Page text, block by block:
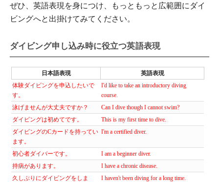
ぜひ、英語表現を身につけ、もっともっと広範囲にダイ
ビングへと出掛けてみてください。
ダイビング申し込み時に役立つ英語表現
日本語表現
英語表現
体験ダイビングを申込したいで
す。
I'd like to take an introductory diving
course.
泳げませんが大丈夫ですか？
Can I dive though I cannot swim?
ダイビングは初めてです。
This is my first time to dive.
ダイビングのCカードを持ってい
ます。
I'm a certified diver.
初心者ダイバーです。
I am a beginner diver.
持病があります。
I have a chronic disease.
久しぶりにダイビングをしま
I haven't been diving for a long time.